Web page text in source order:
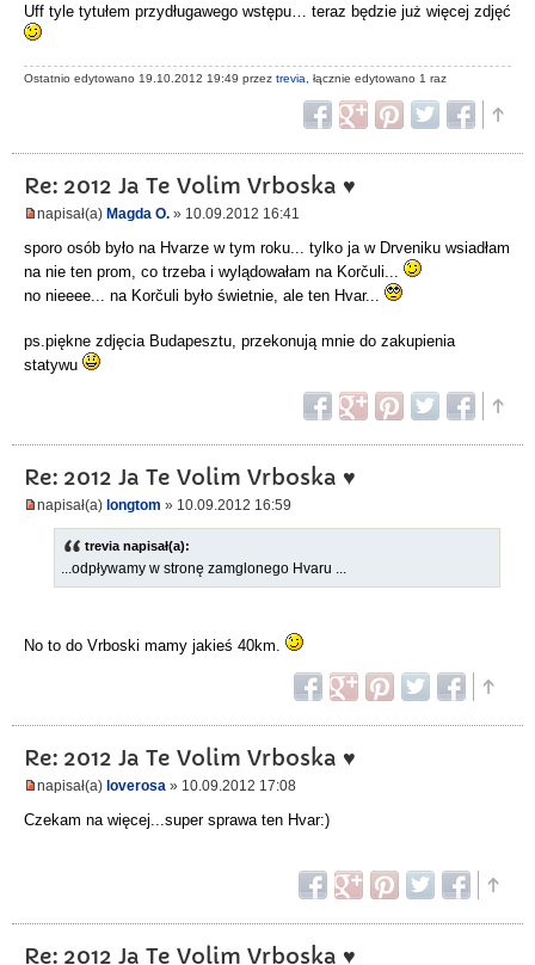
Uff tyle tytułem przydługawego wstępu… teraz będzie już więcej zdjęć
Ostatnio edytowano 19.10.2012 19:49 przez trevia , łącznie edytowano 1 raz
Re: 2012 Ja Te Volim Vrboska ♥
napisał(a) Magda O. » 10.09.2012 16:41
sporo osób było na Hvarze w tym roku... tylko ja w Drveniku wsiadłam
na nie ten prom, co trzeba i wylądowałam na Korčuli...
no nieeee... na Korčuli było świetnie, ale ten Hvar...
ps.piękne zdjęcia Budapesztu, przekonują mnie do zakupienia
statywu
Re: 2012 Ja Te Volim Vrboska ♥
napisał(a) longtom » 10.09.2012 16:59
trevia napisał(a):
...odpływamy w stronę zamglonego Hvaru ...
No to do Vrboski mamy jakieś 40km.
Re: 2012 Ja Te Volim Vrboska ♥
napisał(a) loverosa » 10.09.2012 17:08
Czekam na więcej...super sprawa ten Hvar:)
Re: 2012 Ja Te Volim Vrboska ♥